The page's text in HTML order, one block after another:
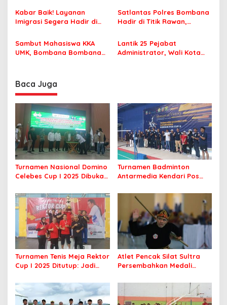
s
Jamaah Tetap Sehat dan
Nyaman Beribadah
Korupsi Jembatan Cirauci II
Kabar Baik! Layanan
Imigrasi Segera Hadir di
Perlu Lagi ke Kendari
Satlantas Polres Bombana
Hadir di Titik Rawan,
Sekolah dengan Aman
Sambut Mahasiswa KKA
UMK, Bombana Bombana
Lantik 25 Pejabat
Administrator, Wali Kota
Baca Juga
Turnamen Nasional Domino
Celebes Cup I 2025 Dibuka,
Perebutkan Hadiah Rp500
Juta
Turnamen Badminton
Antarmedia Kendari Pos
Silaturahmi Insan Pers
Turnamen Tenis Meja Rektor
Cup I 2025 Ditutup: Jadi
Akademika UHO
Atlet Pencak Silat Sultra
Persembahkan Medali
2025